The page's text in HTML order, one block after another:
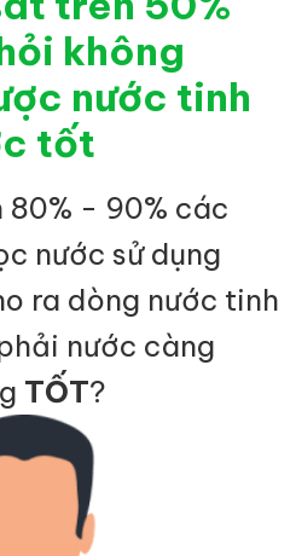
không
nước tinh
tốt
80% - 90% các
nước sử dụng
ra dòng nước tinh
nước càng
TỐT?